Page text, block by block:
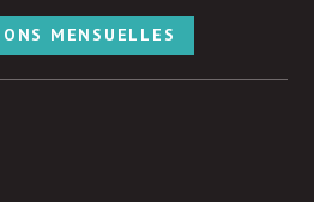
MENSUELLES